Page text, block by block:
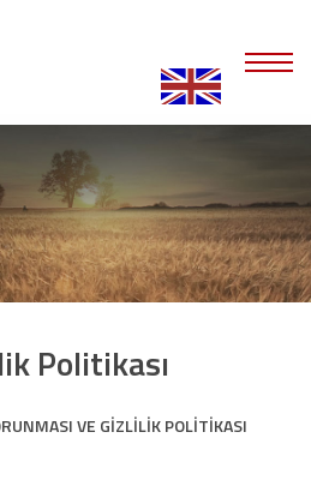
Politikası
VE GİZLİLİK POLİTİKASI